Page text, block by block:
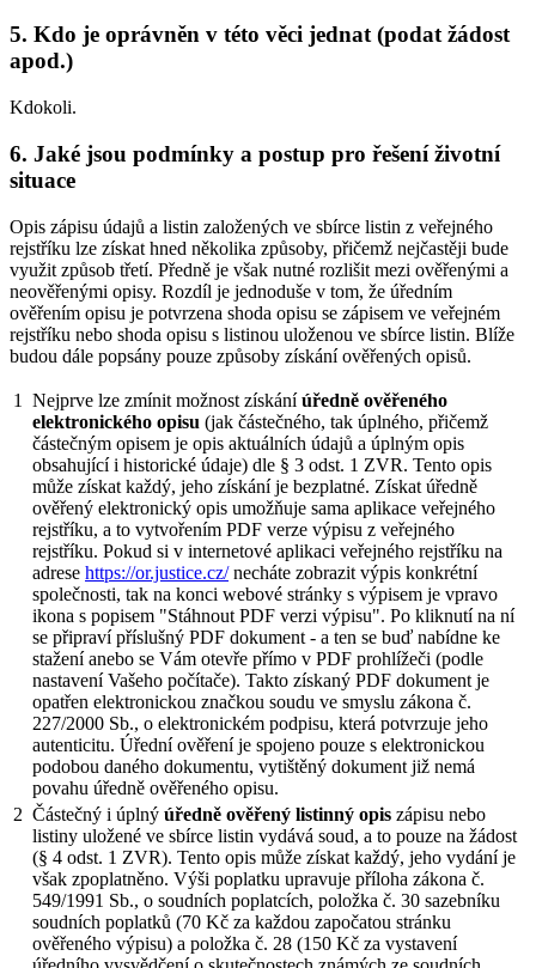
5. Kdo je oprávněn v této věci jednat (podat žádost
apod.)
Kdokoli.
6. Jaké jsou podmínky a postup pro řešení životní
situace
Opis zápisu údajů a listin založených ve sbírce listin z veřejného
rejstříku lze získat hned několika způsoby, přičemž nejčastěji bude
využit způsob třetí. Předně je však nutné rozlišit mezi ověřenými a
neověřenými opisy. Rozdíl je jednoduše v tom, že úředním
ověřením opisu je potvrzena shoda opisu se zápisem ve veřejném
rejstříku nebo shoda opisu s listinou uloženou ve sbírce listin. Blíže
budou dále popsány pouze způsoby získání ověřených opisů.
1 Nejprve lze zmínit možnost získáníúředně ověřeného
elektronického opisu (jak částečného, tak úplného, přičemž
částečným opisem je opis aktuálních údajů a úplným opis
obsahující i historické údaje) dle § 3 odst. 1 ZVR. Tento opis
může získat každý, jeho získání je bezplatné. Získat úředně
ověřený elektronický opis umožňuje sama aplikace veřejného
rejstříku, a to vytvořením PDF verze výpisu z veřejného
rejstříku. Pokud si v internetové aplikaci veřejného rejstříku na
adrese https://or.justice.cz/necháte zobrazit výpis konkrétní
společnosti, tak na konci webové stránky s výpisem je vpravo
ikona s popisem "Stáhnout PDF verzi výpisu". Po kliknutí na ní
se připraví příslušný PDF dokument - a ten se buď nabídne ke
stažení anebo se Vám otevře přímo v PDF prohlížeči (podle
nastavení Vašeho počítače). Takto získaný PDF dokument je
opatřen elektronickou značkou soudu ve smyslu zákona č.
227/2000 Sb., o elektronickém podpisu, která potvrzuje jeho
autenticitu. Úřední ověření je spojeno pouze s elektronickou
podobou daného dokumentu, vytištěný dokument již nemá
povahu úředně ověřeného opisu.
2 Částečný i úplný úředně ověřený listinný opis zápisu nebo
listiny uložené ve sbírce listin vydává soud, a to pouze na žádost
(§ 4 odst. 1 ZVR). Tento opis může získat každý, jeho vydání je
však zpoplatněno. Výši poplatku upravuje příloha zákona č.
549/1991 Sb., o soudních poplatcích, položka č. 30 sazebníku
soudních poplatků (70 Kč za každou započatou stránku
ověřeného výpisu) a položka č. 28 (150 Kč za vystavení